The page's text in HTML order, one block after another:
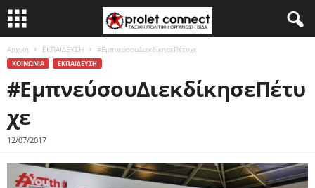
Αρχική ΕΚΠΑΙΔΕΥΣΗ #ΕμπνεύσουΔιεκδίκησεΠέτυχε
ΚΟΙΝΩΝΙΑ ΕΚΠΑΙΔΕΥΣΗ
#ΕμπνεύσουΔιεκδίκησεΠέτυ
χε
12/07/2017